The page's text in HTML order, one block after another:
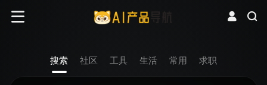
搜索 社区 工具 生活 常用 求职